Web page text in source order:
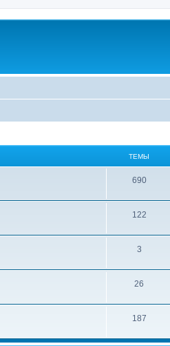
ТЕМЫ
690
122
3
26
187